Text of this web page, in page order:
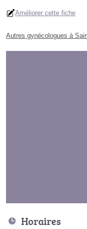
Améliorer cette fiche
Autres gynécologues à
Horaires